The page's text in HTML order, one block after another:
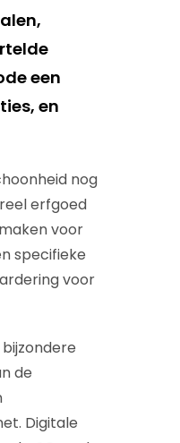
een
en
nog
erfgoed
voor
specifieke
voor
de
Digitale